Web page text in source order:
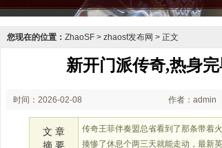
您现在的位置： ZhaoSF > zhaosf发布网 > 正文
新开门派传奇,热身
时间：2026-02-08
02:23:38
作者：admin
文 章
摘 要
传奇王菲伴奏盟总省看到了那条带着
揍惨了休息个两三天就能走动，最新